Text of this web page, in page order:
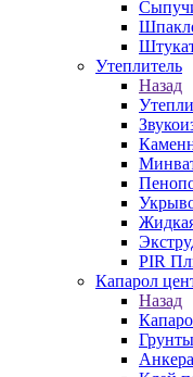
Утеплитель
Назад
PIR
Капарол
Назад